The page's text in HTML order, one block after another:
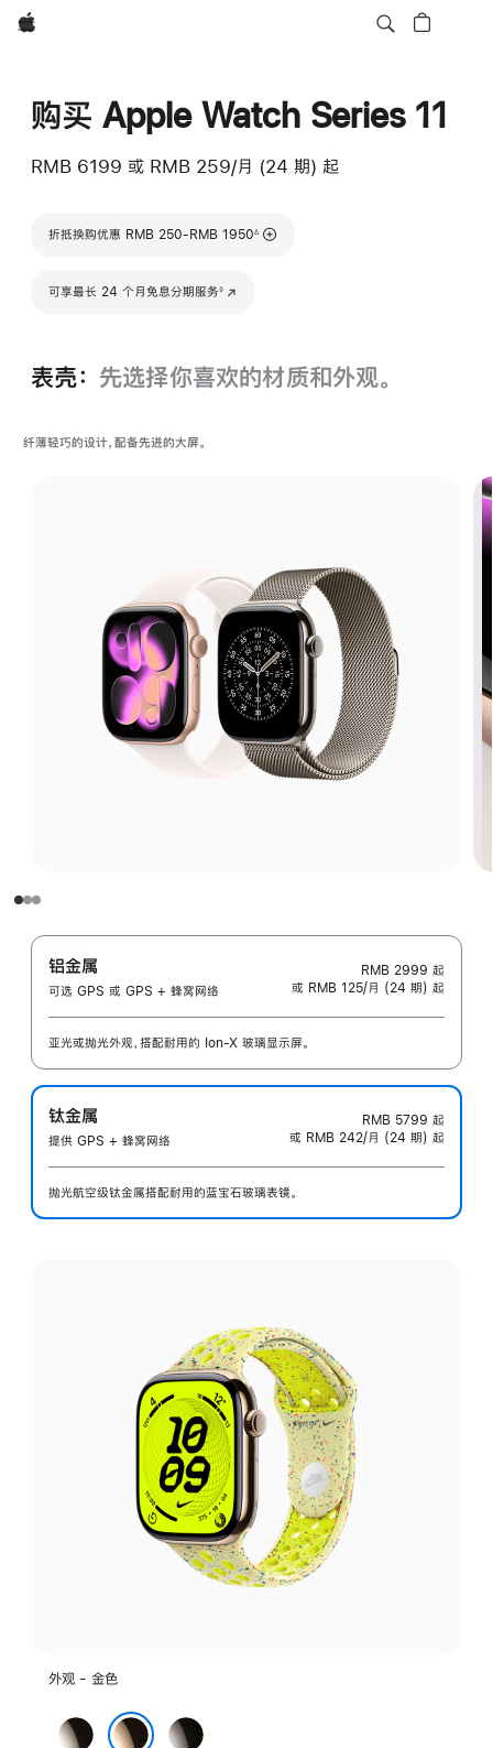
Apple
购买 Apple Watch Series 11
RMB 6199 或 RMB 259/月 (24 期) 起
折抵换购优惠 RMB 250-RMB 1950
脚注
∆
可享最长 24 个月免息分期服务◊
(在新窗口中打开)
表壳： 先选择你喜欢的材质和外观。
纤薄轻巧的设计，配备先进的大屏。
铝金属
可选 GPS 或 GPS + 蜂窝网络
RMB 2999 起
或 RMB 125/月 (24 期) 起
亚光或抛光外观，搭配耐用的 Ion-X 玻璃显示屏。
钛金属
提供 GPS + 蜂窝网络
RMB 5799 起
或 RMB 242/月 (24 期) 起
抛光航空级钛金属搭配耐用的蓝宝石玻璃表镜。
外观 - 金色
原
石